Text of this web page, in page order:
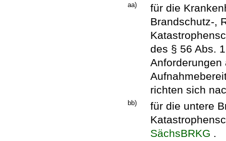
aa)
für die
Brandschutz-,
des § 56 Abs.
Anforderungen
richten sich
bb)
für die untere
SächsBRKG .